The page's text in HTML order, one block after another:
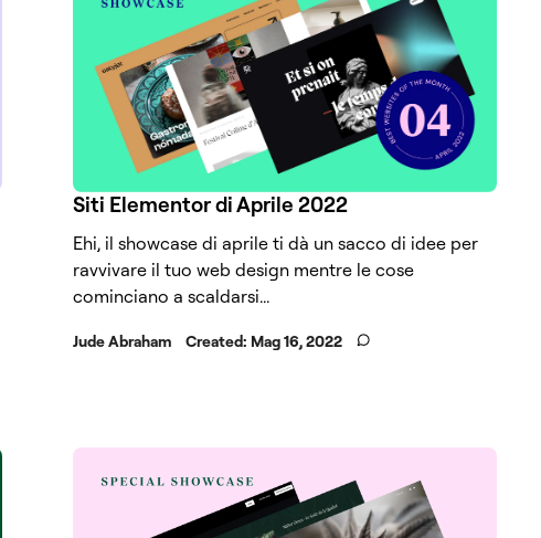
Siti Elementor di Aprile 2022
Ehi, il showcase di aprile ti dà un sacco di idee per
ravvivare il tuo web design mentre le cose
cominciano a scaldarsi...
Jude Abraham Created: Mag 16, 2022